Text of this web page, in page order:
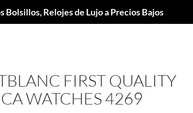
Bolsillos, Relojes de Lujo a Precios Bajos
FIRST QUALITY
WATCHES 4269